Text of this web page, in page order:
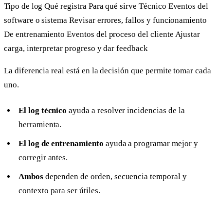
Tipo de log Qué registra Para qué sirve Técnico Eventos del
software o sistema Revisar errores, fallos y funcionamiento
De entrenamiento Eventos del proceso del cliente Ajustar
carga, interpretar progreso y dar feedback
La diferencia real está en la decisión que permite tomar cada
uno.
El log técnico ayuda a resolver incidencias de la
herramienta.
El log de entrenamiento ayuda a programar mejor y
corregir antes.
Ambosdependen de orden, secuencia temporal y
contexto para ser útiles.